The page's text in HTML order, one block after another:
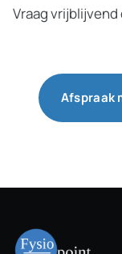
Vraag vrijblijvend
Afspraak